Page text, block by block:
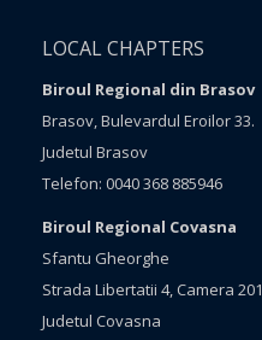
LOCAL CHAPTERS
Biroul Regional din Brasov
Brasov, Bulevardul Eroilor 33.
Judetul Brasov
Telefon: 0040 368 885946
Biroul Regional Covasna
Sfantu Gheorghe
Strada Libertatii 4, Camera 201
Judetul Covasna